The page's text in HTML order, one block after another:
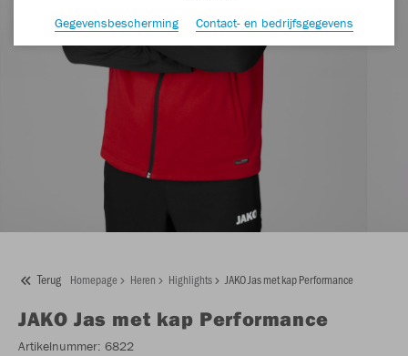
Terug Homepage Heren Highlights JAKO Jas met kap Performance
JAKO Jas met kap Performance
Artikelnummer: 6822
Gegevensbescherming
Contact- en bedrijfsgegevens